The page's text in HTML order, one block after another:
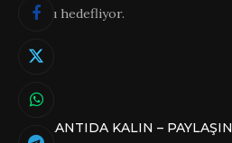
olmayı hedefliyor.
BAĞLANTIDA KALIN – PAYLAŞIN